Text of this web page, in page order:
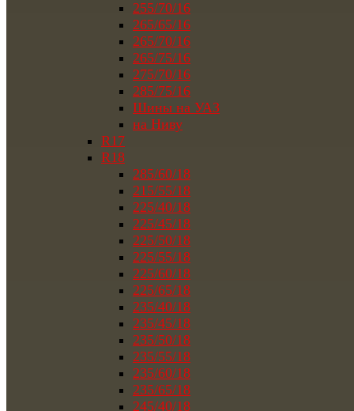
255/70/16
265/65/16
265/70/16
265/75/16
275/70/16
285/75/16
Шины на УАЗ
на Ниву
R17
R18
285/60/18
215/55/18
225/40/18
225/45/18
225/50/18
225/55/18
225/60/18
225/65/18
235/40/18
235/45/18
235/50/18
235/55/18
235/60/18
235/65/18
245/40/18